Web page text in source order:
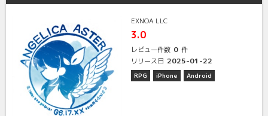
EXNOA LLC
3.0
レビュー件数 0 件
リリース日 2025-01-22
RPG iPhone Android